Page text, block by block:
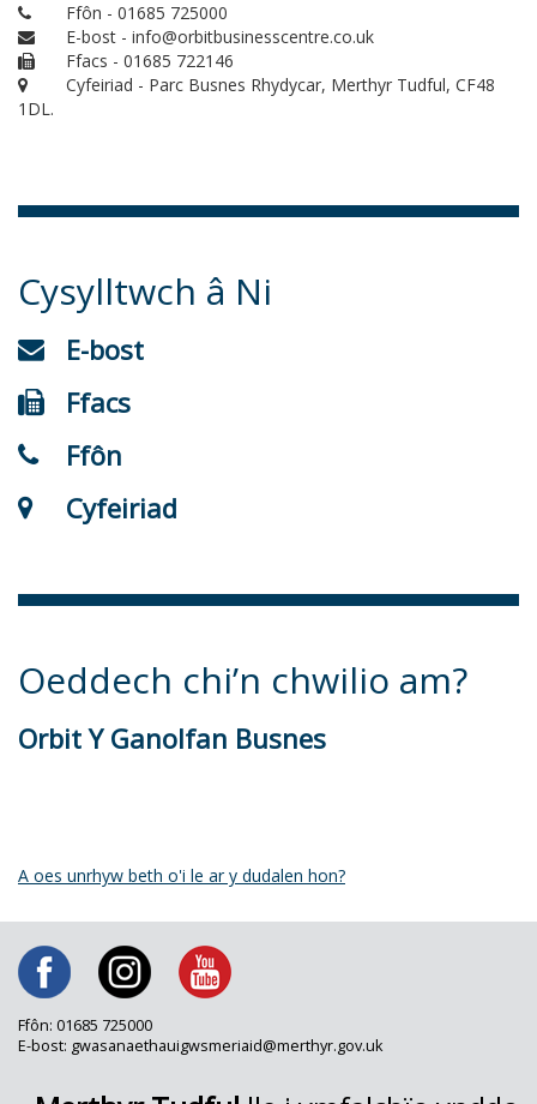
Ffôn - 01685 725000
E-bost - info@orbitbusinesscentre.co.uk
Ffacs - 01685 722146
Cyfeiriad - Parc Busnes Rhydycar, Merthyr Tudful, CF48
1DL.
Cysylltwch â Ni
E-bost
Ffacs
Ffôn
Cyfeiriad
Oeddech chi’n chwilio am?
Orbit Y Ganolfan Busnes
A oes unrhyw beth o'i le ar y dudalen hon?
Ffôn: 01685 725000
E-bost: gwasanaethauigwsmeriaid@merthyr.gov.uk